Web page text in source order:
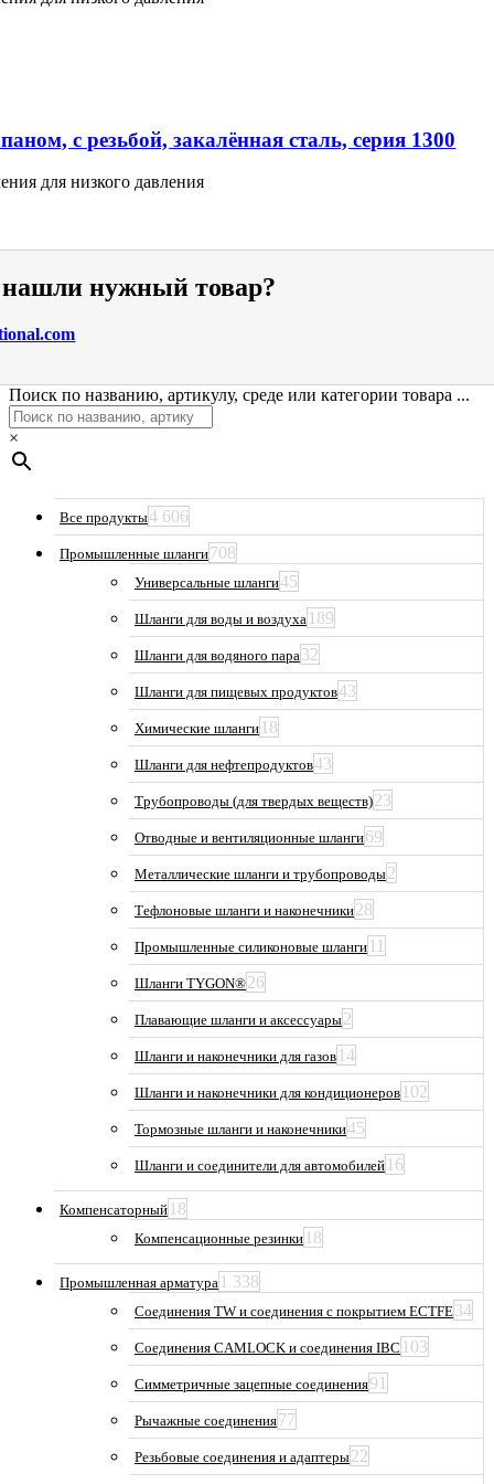
с резьбой, закалённая сталь, серия 1300
для низкого давления
нужный товар?
Поиск по названию, артикулу, среде или категории товара ...
×
Все продукты4 606
Промышленные шланги708
Универсальные шланги45
Шланги для воды и воздуха 189
Шланги для водяного пара32
Шланги для пищевых продуктов43
Химические шланги 18
Шланги для нефтепродуктов43
Трубопроводы (для твердых веществ)23
Отводные и вентиляционные шланги69
Металлические шланги и трубопроводы2
Тефлоновые шланги и наконечники28
Промышленные силиконовые шланги 11
Шланги TYGON®26
Плавающие шланги и аксессуары2
Шланги и наконечники для газов 14
Шланги и наконечники для кондиционеров 102
Тормозные шланги и наконечники45
Шланги и соединители для автомобилей 16
Компенсаторный 18
Компенсационные резинки 18
Промышленная арматура 1 338
Соединения TW и соединения с покрытием ECTFE34
Соединения CAMLOCK и соединения IBC 103
Симметричные зацепные соединения91
Рычажные соединения77
Резьбовые соединения и адаптеры22